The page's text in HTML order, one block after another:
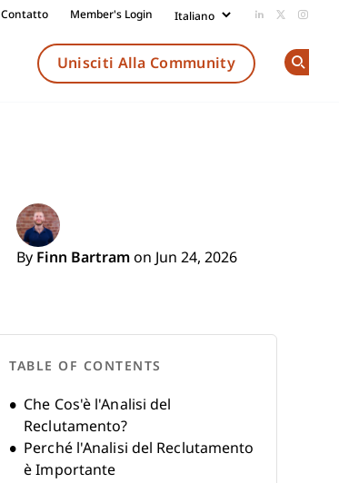
Contatto Member's Login Add us on
Follow
Unisciti Alla Community
By Finn Bartram on Jun 24, 2026
TABLE OF CONTENTS
Che Cos'è l'Analisi del
Reclutamento?
Perché l'Analisi del Reclutamento
è Importante